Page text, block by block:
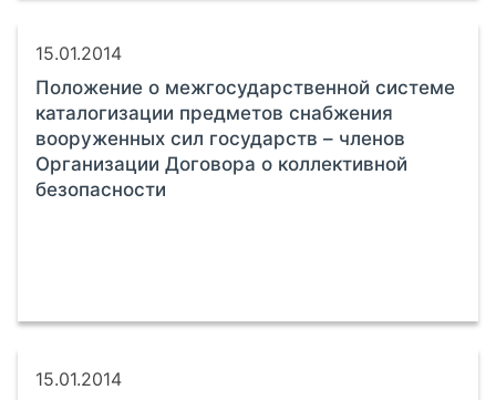
15.01.2014
Положение о межгосударственной системе
каталогизации предметов снабжения
вооруженных сил государств – членов
Организации Договора о коллективной
безопасности
15.01.2014